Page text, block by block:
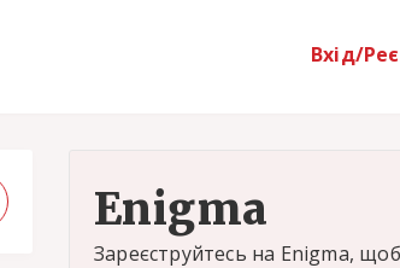
Вхід/
Enigma
Зареєструйтесь на Enigma, щоб